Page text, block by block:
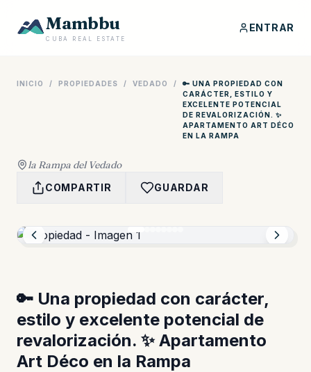
Mambbu
CUBA REAL ESTATE
ENTRAR
INICIO / PROPIEDADES / VEDADO /
🔑 UNA PROPIEDAD CON
CARÁCTER, ESTILO Y
EXCELENTE POTENCIAL
DE REVALORIZACIÓN. ✨
APARTAMENTO ART DÉCO
EN LA RAMPA
la Rampa del Vedado
COMPARTIR GUARDAR
🔑 Una propiedad con carácter,
estilo y excelente potencial de
revalorización. ✨ Apartamento
Art Déco en la Rampa